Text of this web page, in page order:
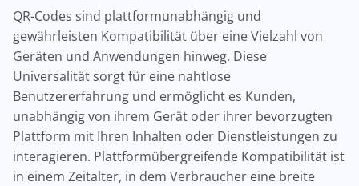
QR-Codes sind plattformunabhängig und
gewährleisten Kompatibilität über eine Vielzahl von
Geräten und Anwendungen hinweg. Diese
Universalität sorgt für eine nahtlose
Benutzererfahrung und ermöglicht es Kunden,
unabhängig von ihrem Gerät oder ihrer bevorzugten
Plattform mit Ihren Inhalten oder Dienstleistungen zu
interagieren. Plattformübergreifende Kompatibilität ist
in einem Zeitalter, in dem Verbraucher eine breite